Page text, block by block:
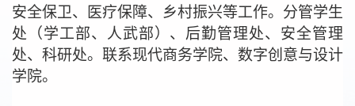
安全保卫、医疗保障、乡村振兴等工作。分管学生
处（学工部、人武部）、后勤管理处、安全管理
处、科研处。联系现代商务学院、数字创意与设计
学院。